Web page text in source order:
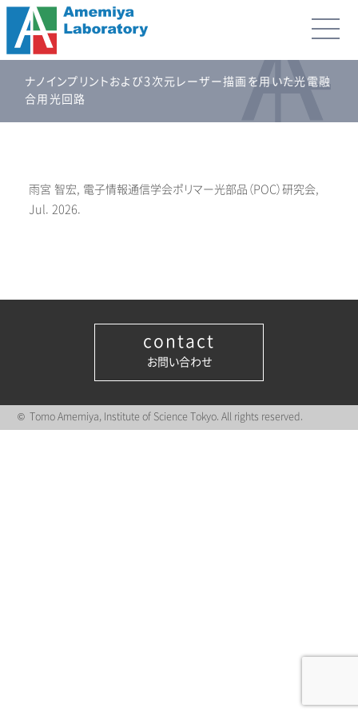
ナノインプリントおよび3次元レーザー描画を用いた光電融
合用光回路
雨宮 智宏, 電子情報通信学会ポリマー光部品（POC）研究会,
Jul. 2026.
contact
お問い合わせ
© Tomo Amemiya, Institute of Science Tokyo. All rights reserved.